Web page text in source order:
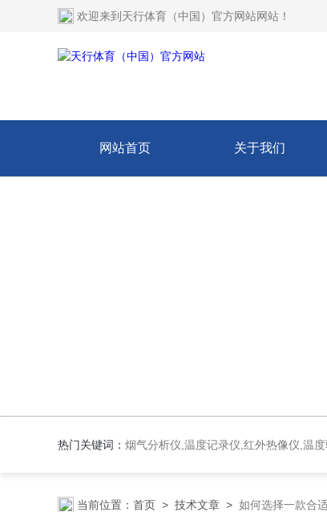
欢迎来到 天行体育（中国）官方网站网站 ！
网站首页 关于我们
热门关键词： 烟气分析仪,温度记录仪,红外热像仪,温
当前位置： 首页 > 技术文章 > 如何选择一款合